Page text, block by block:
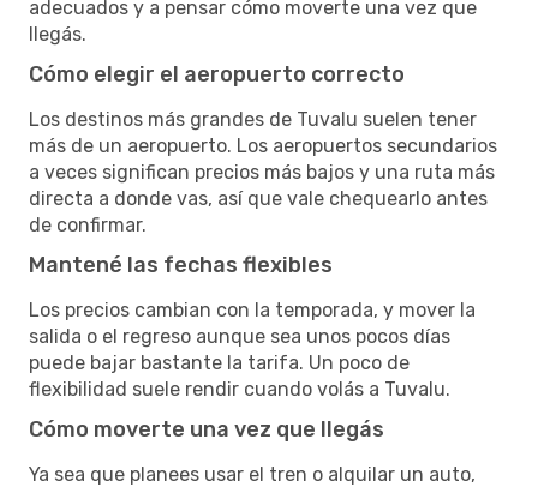
adecuados y a pensar cómo moverte una vez que
llegás.
Cómo elegir el aeropuerto correcto
Los destinos más grandes de Tuvalu suelen tener
más de un aeropuerto. Los aeropuertos secundarios
a veces significan precios más bajos y una ruta más
directa a donde vas, así que vale chequearlo antes
de confirmar.
Mantené las fechas flexibles
Los precios cambian con la temporada, y mover la
salida o el regreso aunque sea unos pocos días
puede bajar bastante la tarifa. Un poco de
flexibilidad suele rendir cuando volás a Tuvalu.
Cómo moverte una vez que llegás
Ya sea que planees usar el tren o alquilar un auto,